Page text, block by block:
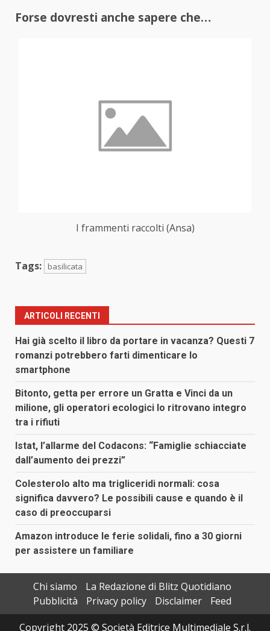
Forse dovresti anche sapere che…
I frammenti raccolti (Ansa)
Tags: basilicata
ARTICOLI RECENTI
Hai già scelto il libro da portare in vacanza? Questi 7
romanzi potrebbero farti dimenticare lo
smartphone
Bitonto, getta per errore un Gratta e Vinci da un
milione, gli operatori ecologici lo ritrovano integro
tra i rifiuti
Istat, l’allarme del Codacons: “Famiglie schiacciate
dall’aumento dei prezzi”
Colesterolo alto ma trigliceridi normali: cosa
significa davvero? Le possibili cause e quando è il
caso di preoccuparsi
Amazon introduce le ferie solidali, fino a 30 giorni
per assistere un familiare
Chi siamo
La Redazione di Blitz Quotidiano
Pubblicità
Privacy policy Disclaimer
Feed
Copyright 2025 © Società Editrice Multimediale S.r.l.